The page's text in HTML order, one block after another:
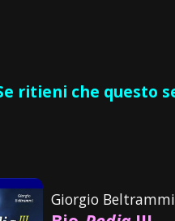
ritieni che questo
Giorgio Beltrammi